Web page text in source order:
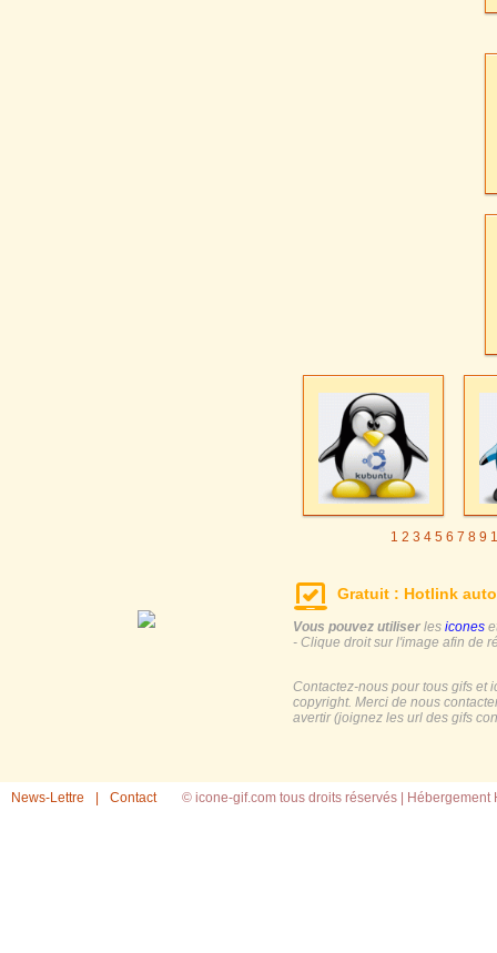
1 2 3 4 5 6 7 8 9
Gratuit : Hotlink
Vous pouvez utiliser les icones
- Clique droit sur l'image afin de
Contactez-nous pour tous gifs et
copyright. Merci de nous
avertir (joignez les url des gifs
News-Lettre Contact © icone-gif.com tous droits réservés | Hébergement